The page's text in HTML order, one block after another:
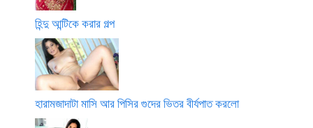
হিন্দু আন্টিকে করার গল্প
হারামজাদাটা মাসি আর পিসির গুদের ভিতর বীর্যপাত করলো